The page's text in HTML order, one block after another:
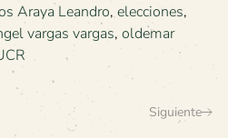
Araya Leandro, elecciones,
vargas vargas, oldemar
Siguiente